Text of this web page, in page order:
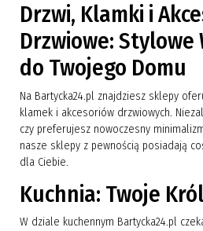
Drzwi, Klamki i
Drzwiowe: Stylowe
do Twojego Domu
Na Bartycka24.pl znajdziesz sklepy
klamek i akcesoriów drzwiowych.
czy preferujesz nowoczesny
nasze sklepy z pewnością posiadają
dla Ciebie.
Kuchnia: Twoje
W dziale kuchennym Bartycka24.pl